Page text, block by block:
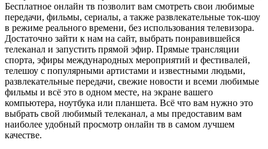
Бесплатное онлайн тв позволит вам смотреть свои любимые
передачи, фильмы, сериалы, а также развлекательные ток-шоу
в режиме реального времени, без использования телевизора.
Достаточно зайти к нам на сайт, выбрать понравившейся
телеканал и запустить прямой эфир. Прямые трансляции
спорта, эфиры международных мероприятий и фестивалей,
телешоу с популярными артистами и известными людьми,
развлекательные передачи, свежие новости и всеми любимые
фильмы и всё это в одном месте, на экране вашего
компьютера, ноутбука или планшета. Всё что вам нужно это
выбрать свой любимый телеканал, а мы предоставим вам
наиболее удобный просмотр онлайн тв в самом лучшем
качестве.